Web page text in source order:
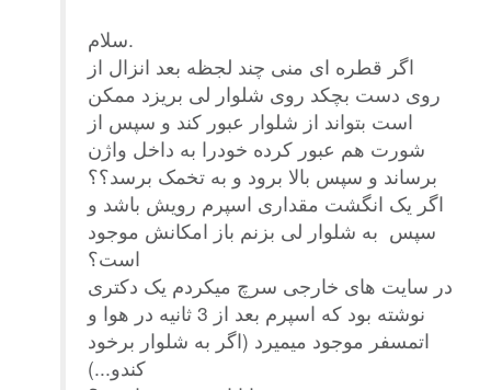
سلام.
اگر قطره ای منی چند لجظه بعد انزال از
روی دست بچکد روی شلوار لی بریزد ممکن
است بتواند از شلوار عبور کند و سپس از
شورت هم عبور کرده خودرا به داخل واژن
برساند و سپس بالا برود و به تخمک برسد؟؟
اگر یک انگشت مقداری اسپرم رویش باشد و
سپس به شلوار لی بزنم باز امکانش موجود
است؟
در سایت های خارجی سرچ میکردم یک دکتری
نوشته بود که اسپرم بعد از 3 ثانیه در هوا و
اتمسفر موجود میمیرد (اگر به شلوار برخود
کندو...)